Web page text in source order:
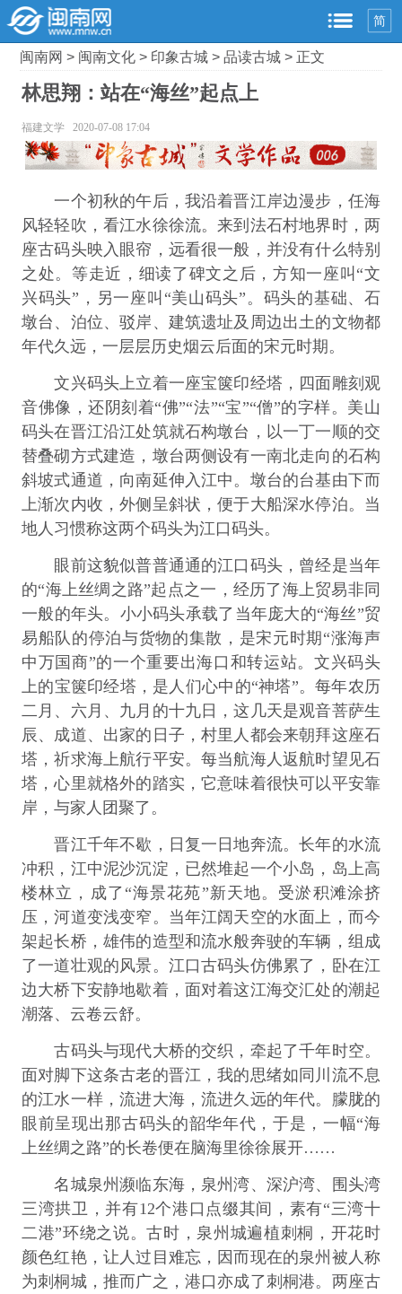
简
闽南网 > 闽南文化 > 印象古城 > 品读古城 > 正文
林思翔：站在“海丝”起点上
福建文学 2020-07-08 17:04
一个初秋的午后，我沿着晋江岸边漫步，任海
风轻轻吹，看江水徐徐流。来到法石村地界时，两
座古码头映入眼帘，远看很一般，并没有什么特别
之处。等走近，细读了碑文之后，方知一座叫“文
兴码头”，另一座叫“美山码头”。码头的基础、石
墩台、泊位、驳岸、建筑遗址及周边出土的文物都
年代久远，一层层历史烟云后面的宋元时期。
文兴码头上立着一座宝箧印经塔，四面雕刻观
音佛像，还阴刻着“佛”“法”“宝”“僧”的字样。美山
码头在晋江沿江处筑就石构墩台，以一丁一顺的交
替叠砌方式建造，墩台两侧设有一南北走向的石构
斜坡式通道，向南延伸入江中。墩台的台基由下而
上渐次内收，外侧呈斜状，便于大船深水停泊。当
地人习惯称这两个码头为江口码头。
眼前这貌似普普通通的江口码头，曾经是当年
的“海上丝绸之路”起点之一，经历了海上贸易非同
一般的年头。小小码头承载了当年庞大的“海丝”贸
易船队的停泊与货物的集散，是宋元时期“涨海声
中万国商”的一个重要出海口和转运站。文兴码头
上的宝箧印经塔，是人们心中的“神塔”。每年农历
二月、六月、九月的十九日，这几天是观音菩萨生
辰、成道、出家的日子，村里人都会来朝拜这座石
塔，祈求海上航行平安。每当航海人返航时望见石
塔，心里就格外的踏实，它意味着很快可以平安靠
岸，与家人团聚了。
晋江千年不歇，日复一日地奔流。长年的水流
冲积，江中泥沙沉淀，已然堆起一个小岛，岛上高
楼林立，成了“海景花苑”新天地。受淤积滩涂挤
压，河道变浅变窄。当年江阔天空的水面上，而今
架起长桥，雄伟的造型和流水般奔驶的车辆，组成
了一道壮观的风景。江口古码头仿佛累了，卧在江
边大桥下安静地歇着，面对着这江海交汇处的潮起
潮落、云卷云舒。
古码头与现代大桥的交织，牵起了千年时空。
面对脚下这条古老的晋江，我的思绪如同川流不息
的江水一样，流进大海，流进久远的年代。朦胧的
眼前呈现出那古码头的韶华年代，于是，一幅“海
上丝绸之路”的长卷便在脑海里徐徐展开……
名城泉州濒临东海，泉州湾、深沪湾、围头湾
三湾拱卫，并有12个港口点缀其间，素有“三湾十
二港”环绕之说。古时，泉州城遍植刺桐，开花时
颜色红艳，让人过目难忘，因而现在的泉州被人称
为刺桐城，推而广之，港口亦成了刺桐港。两座古